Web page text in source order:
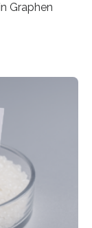
Graphen
und
nun
haben
der